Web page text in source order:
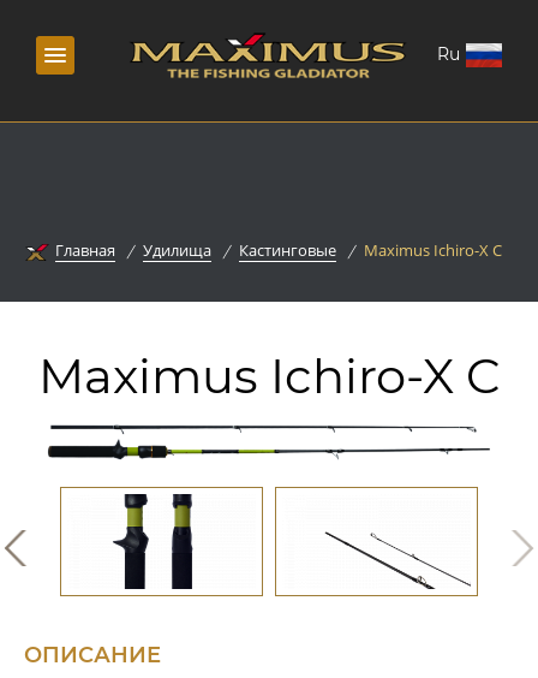
Ru
Главная Удилища Кастинговые Maximus Ichiro-X C
Maximus Ichiro-X C
ОПИСАНИЕ